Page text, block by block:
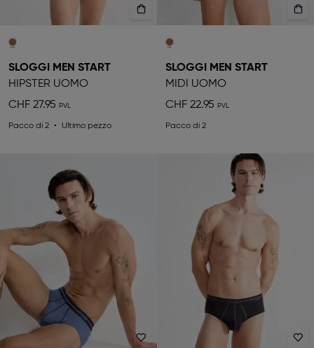
SLOGGI MEN START
HIPSTER UOMO
CHF 27.95
Pacco di 2 Ultimo pezzo
SLOGGI MEN START
MIDI UOMO
CHF 22.95
Pacco di 2